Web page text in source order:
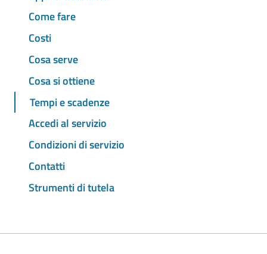
Come fare
Costi
Cosa serve
Cosa si ottiene
Tempi e scadenze
Accedi al servizio
Condizioni di servizio
Contatti
Strumenti di tutela